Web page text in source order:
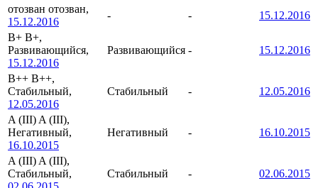
отозван отозван,
15.12.2016
- -
15.12.2016
B+ B+,
Развивающийся,
15.12.2016
Развивающийся - 15.12.2016
B++ B++,
Стабильный,
12.05.2016
Стабильный - 12.05.2016
A (III) A (III),
Негативный,
16.10.2015
Негативный - 16.10.2015
A (III) A (III),
Стабильный,
Стабильный - 02.06.2015